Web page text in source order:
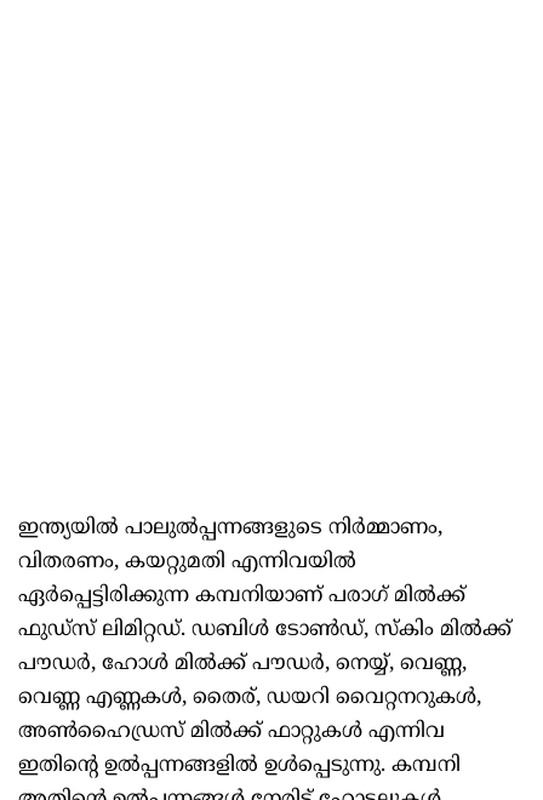
ഇന്ത്യയിൽ പാലുൽപ്പന്നങ്ങളുടെ നിർമ്മാണം,
വിതരണം, കയറ്റുമതി എന്നിവയിൽ
ഏർപ്പെട്ടിരിക്കുന്ന കമ്പനിയാണ് പരാഗ് മിൽക്ക്
ഫുഡ്സ് ലിമിറ്റഡ്. ഡബിൾ ടോൺഡ്, സ്‌കിം മിൽക്ക്
പൗഡർ, ഹോൾ മിൽക്ക് പൗഡർ, നെയ്യ്, വെണ്ണ,
വെണ്ണ എണ്ണകൾ, തൈര്, ഡയറി വൈറ്റനറുകൾ,
അൺഹൈഡ്രസ് മിൽക്ക് ഫാറ്റുകൾ എന്നിവ
ഇതിന്റെ ഉൽപ്പന്നങ്ങളിൽ ഉൾപ്പെടുന്നു. കമ്പനി